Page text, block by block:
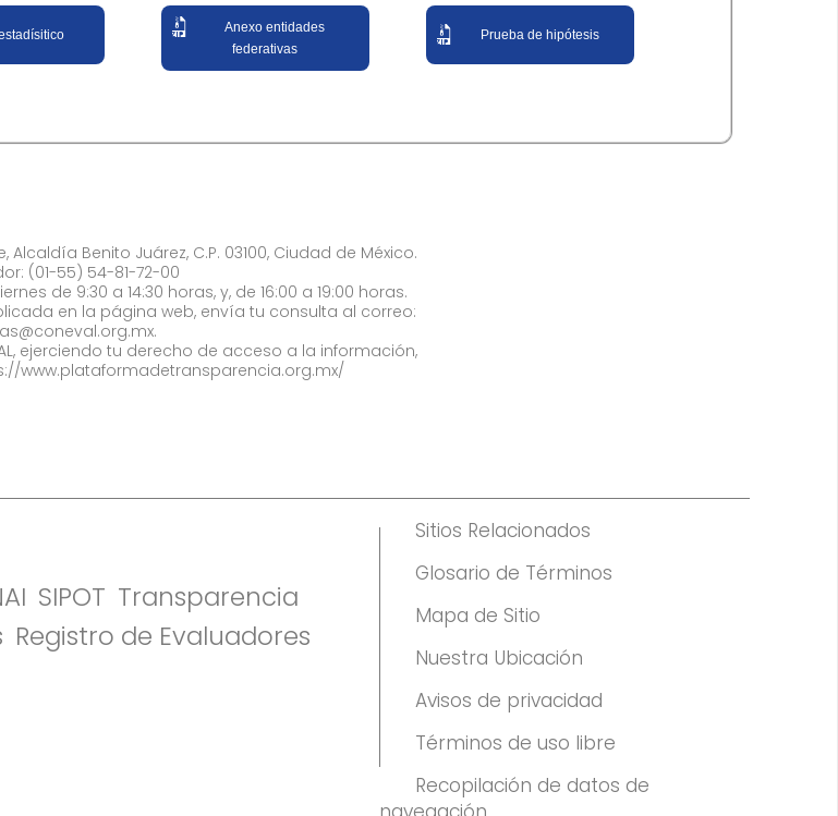
Anexo entidades
federativas
Prueba de hipótesis
Alcaldía Benito Juárez, C.P. 03100, Ciudad de México.
(01-55) 54-81-72-00
de 9:30 a 14:30 horas, y, de 16:00 a 19:00 horas.
en la página web, envía tu consulta al correo:
.
ejerciendo tu derecho de acceso a la información,
www.plataformadetransparencia.org.mx/
SIPOT Transparencia
Registro de Evaluadores
Sitios Relacionados
Glosario de Términos
Mapa de Sitio
Nuestra Ubicación
Avisos de privacidad
Términos de uso libre
Recopilación de datos de